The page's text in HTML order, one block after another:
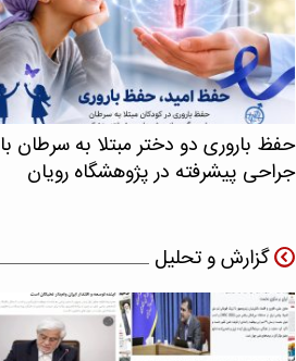
حفظ باروری دو دختر مبتلا به سرطان با
جراحی پیشرفته در پژوهشگاه رویان
گزارش و تحلیل